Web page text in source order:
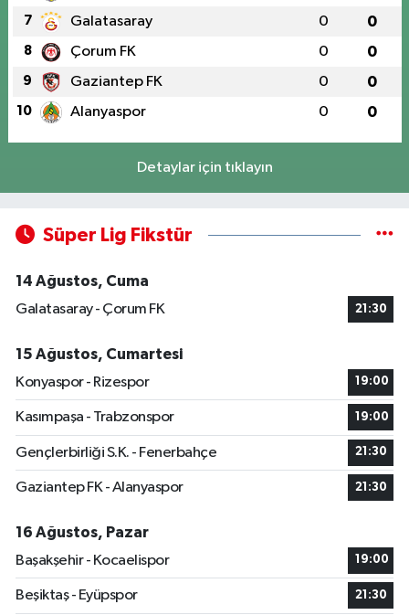
7 Galatasaray 0 0
8 Çorum FK 0 0
9 Gaziantep FK 0 0
10 Alanyaspor 0 0
Detaylar için tıklayın
Süper Lig Fikstür
14 Ağustos, Cuma
Galatasaray - Çorum FK
21:30
15 Ağustos, Cumartesi
Konyaspor - Rizespor
19:00
Kasımpaşa - Trabzonspor 19:00
Gençlerbirliği S.K. - Fenerbahçe 21:30
Gaziantep FK - Alanyaspor 21:30
16 Ağustos, Pazar
Başakşehir - Kocaelispor
19:00
Beşiktaş - Eyüpspor 21:30